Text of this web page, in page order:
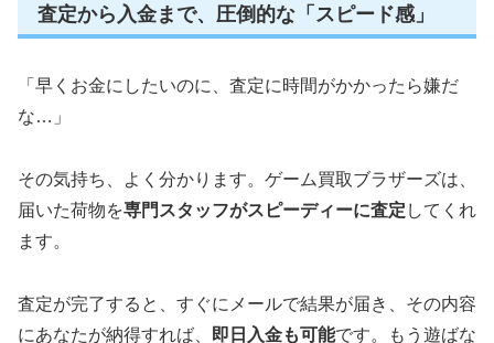
査定から入金まで、圧倒的な「スピード感」
「早くお金にしたいのに、査定に時間がかかったら嫌だ
な…」
その気持ち、よく分かります。ゲーム買取ブラザーズは、
届いた荷物を専門スタッフがスピーディーに査定 してくれ
ます。
査定が完了すると、すぐにメールで結果が届き、その内容
にあなたが納得すれば、
即日入金も可能です。もう遊ばな